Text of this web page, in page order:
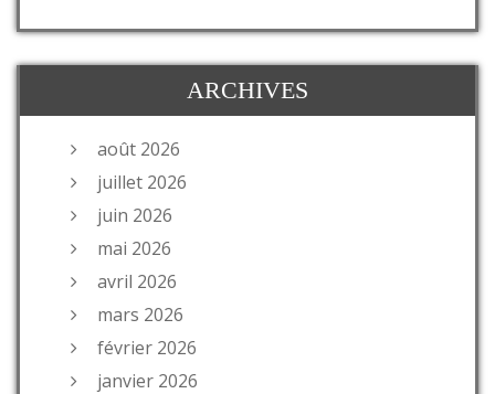
ARCHIVES
août 2026
juillet 2026
juin 2026
mai 2026
avril 2026
mars 2026
février 2026
janvier 2026